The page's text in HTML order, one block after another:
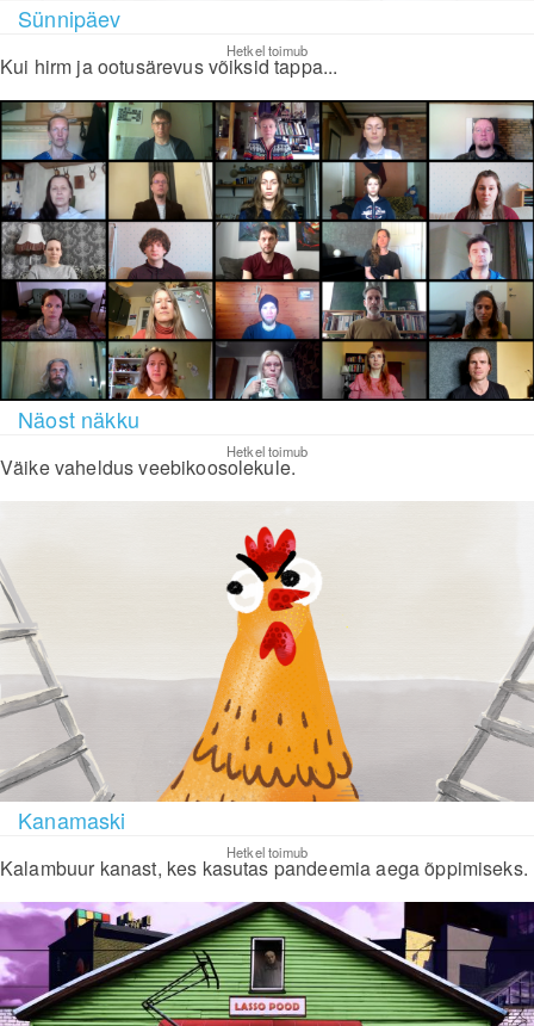
Sünnipäev
Hetkel toimub
Kui hirm ja ootusärevus võiksid tappa...
Näost näkku
Hetkel toimub
Väike vaheldus veebikoosolekule.
Kanamaski
Hetkel toimub
Kalambuur kanast, kes kasutas pandeemia aega õppimiseks.